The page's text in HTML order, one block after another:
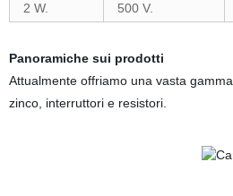
2 W.
500 V.
Panoramiche sui prodotti
Attualmente offriamo una vasta
zinco, interruttori e resistori.